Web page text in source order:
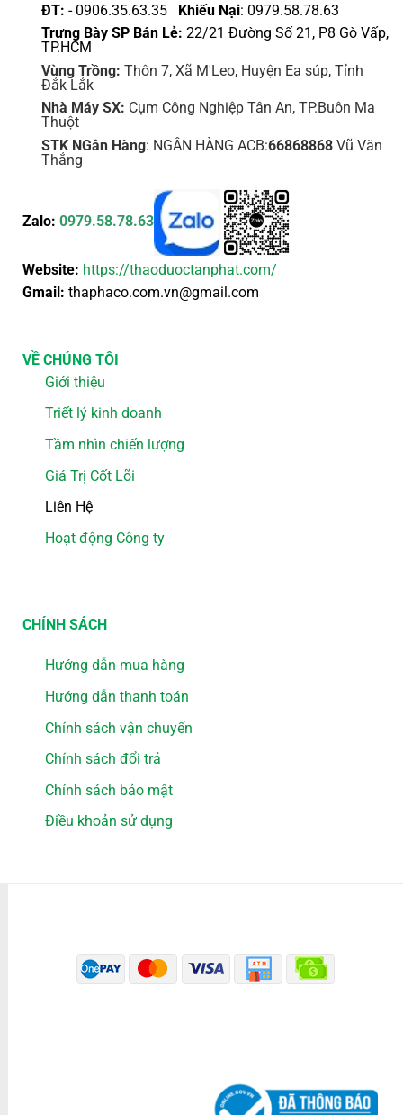
ĐT: - 0906.35.63.35 Khiếu Nại: 0979.58.78.63
Trưng Bày SP Bán Lẻ: 22/21 Đường Số 21, P8 Gò Vấp,
TP.HCM
Vùng Trồng: Thôn 7, Xã M'Leo, Huyện Ea súp, Tỉnh
Đắk Lắk
Nhà Máy SX: Cụm Công Nghiệp Tân An, TP.Buôn Ma
Thuột
STK NGân Hàng: NGÂN HÀNG ACB:66868868Vũ Văn
Thắng
Zalo: 0979.58.78.63
Website: https://thaoduoctanphat.com/
Gmail: thaphaco.com.vn@gmail.com
VỀ CHÚNG TÔI
Giới thiệu
Triết lý kinh doanh
Tầm nhìn chiến lượng
Giá Trị Cốt Lõi
Liên Hệ
Hoạt động Công ty
CHÍNH SÁCH
Hướng dẫn mua hàng
Hướng dẫn thanh toán
Chính sách vận chuyển
Chính sách đổi trả
Chính sách bảo mật
Điều khoản sử dụng